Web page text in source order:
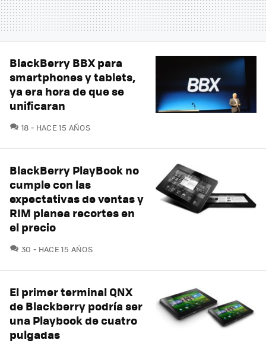
BlackBerry BBX para
smartphones y tablets,
ya era hora de que se
unificaran
18 COMENTARIOS
HACE 15 AÑOS
BlackBerry PlayBook no
cumple con las
expectativas de ventas y
RIM planea recortes en
el precio
30 COMENTARIOS
HACE 15 AÑOS
El primer terminal QNX
de Blackberry podría ser
una Playbook de cuatro
pulgadas